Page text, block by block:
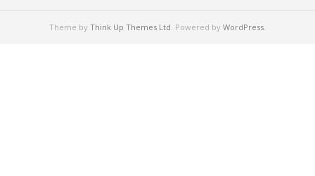
Theme by Think Up Themes Ltd . Powered by WordPress